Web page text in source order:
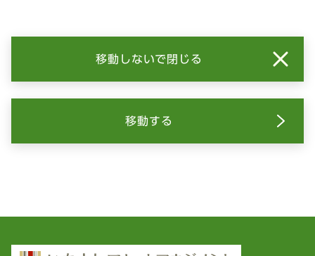
移動しないで閉じる
移動する